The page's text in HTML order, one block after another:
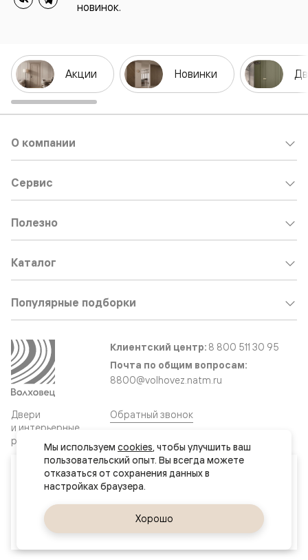
Ваш город
новинок.
Акции Новинки
Двери
и интерьерные
решения
О компании
Сервис
Полезно
Каталог
Популярные подборки
Клиентский центр: 8 800 511 30 95
Почта по общим вопросам:
8800@volhovez.natm.ru
Обратный звонок
Сайт не является публичной офертой
Правовая информация
Дизайн сайта совместно с агентством
Супрематика
Мы используем cookies, чтобы улучшить ваш
пользовательский опыт. Вы всегда можете
отказаться от сохранения данных в
Хорошо